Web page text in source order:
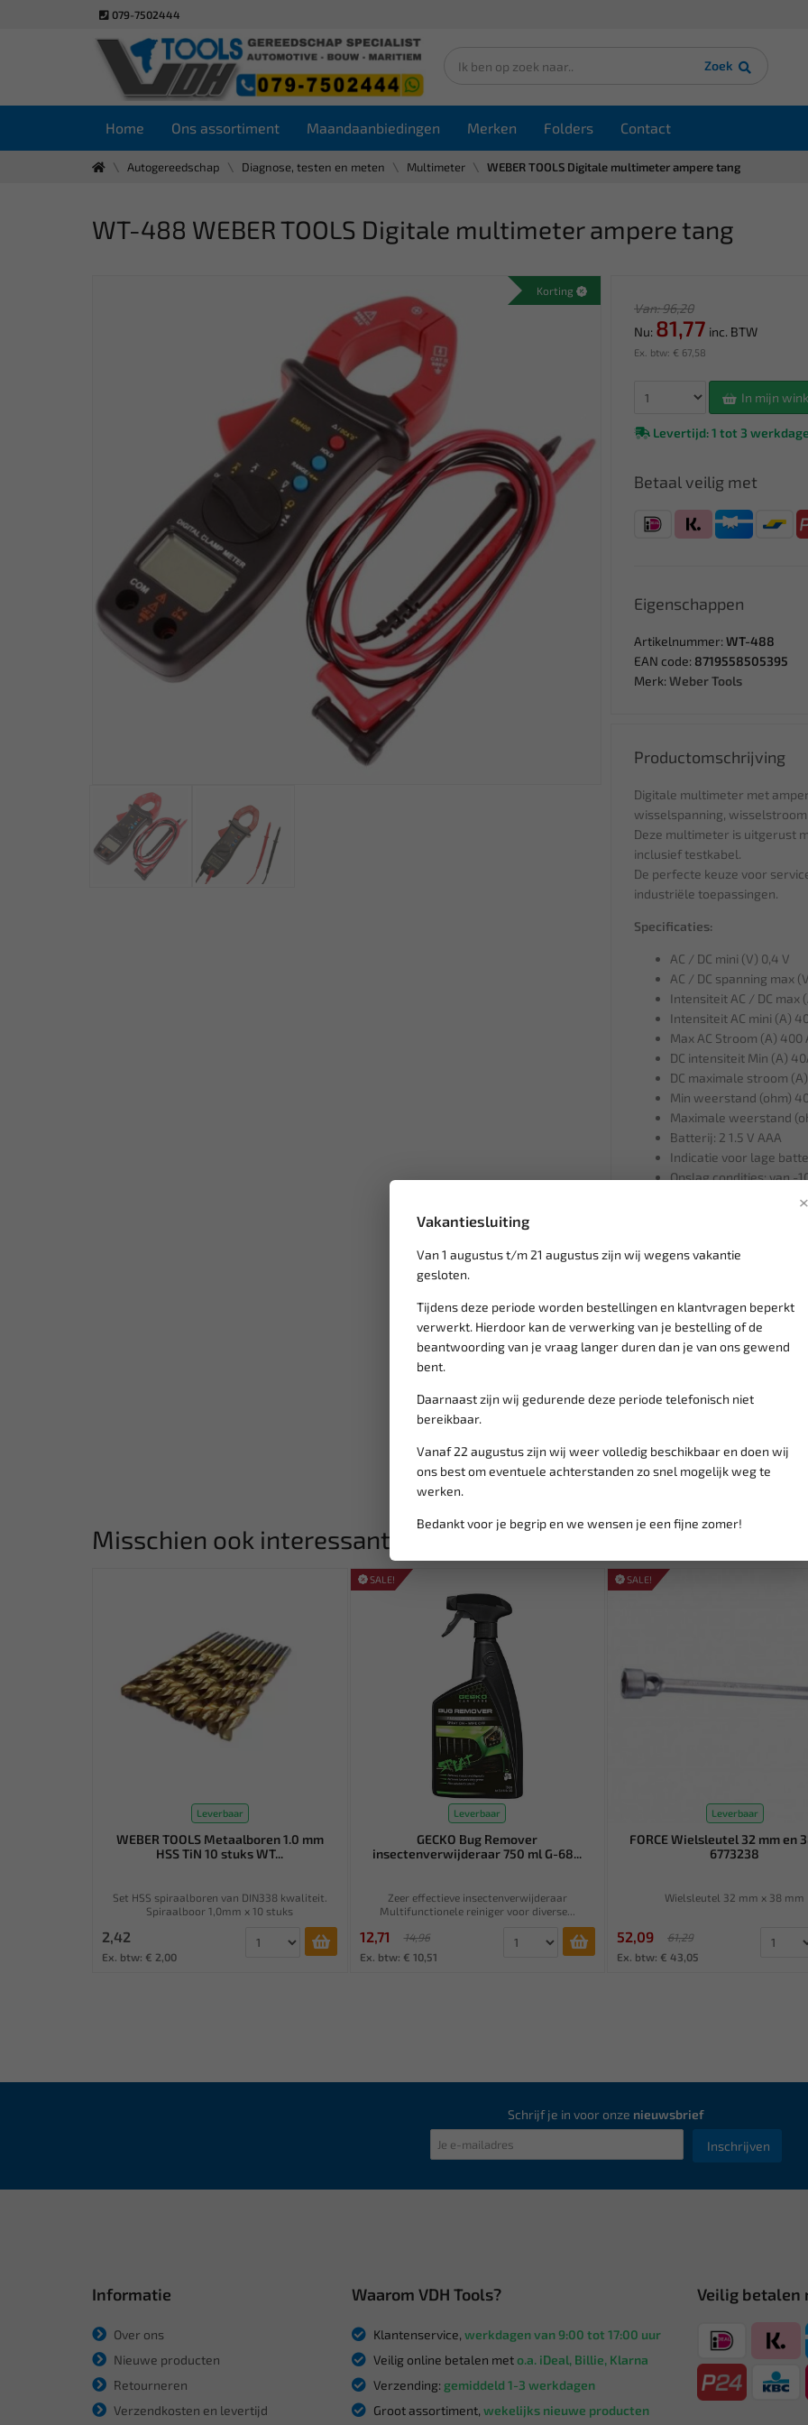
079-7502444
Zoek
Home Ons assortiment Maandaanbiedingen Merken Folders Contact
Autogereedschap Diagnose, testen en meten Multimeter WEBER TOOLS Digitale multimeter ampere tang
×
Vakantiesluiting
Van 1 augustus t/m 21 augustus zijn wij wegens vakantie
gesloten.
Tijdens deze periode worden bestellingen en klantvragen beperkt
verwerkt. Hierdoor kan de verwerking van je bestelling of de
beantwoording van je vraag langer duren dan je van ons gewend
bent.
Daarnaast zijn wij gedurende deze periode telefonisch niet
bereikbaar.
Vanaf 22 augustus zijn wij weer volledig beschikbaar en doen wij
ons best om eventuele achterstanden zo snel mogelijk weg te
werken.
Bedankt voor je begrip en we wensen je een fijne zomer!
WT-488 WEBER TOOLS Digitale multimeter ampere tang
Korting
Van: 96,20
Nu: 81,77 inc. BTW
Ex. btw: € 67,58
In mijn
Levertijd: 1 tot 3
Betaal veilig met
Eigenschappen
Artikelnummer: WT-488
EAN code: 8719558505395
Merk: Weber Tools
Productomschrijving
Digitale multimeter met
wisselspanning,
Deze multimeter is uitgerust
inclusief testkabel.
De perfecte keuze voor
industriële toepassingen.
Specificaties:
AC / DC mini (V) 0,4 V
AC / DC spanning max
Intensiteit AC / DC max
Intensiteit AC mini (A)
Max AC Stroom (A) 400
DC intensiteit Min (A)
DC maximale stroom
Min weerstand (ohm)
Maximale weerstand
Batterij: 2 1.5 V AAA
Indicatie voor lage
Opslag condities: van -
Veiligheidscategorie:
Verzending:gemiddeld 1-3
Groot assortiment,
Lage verzendkosten NL€ 6,95
Misschien ook interessant:
Leverbaar
WEBER TOOLS Metaalboren 1.0 mm
HSS TiN 10 stuks WT...
Set HSS spiraalboren van DIN338 kwaliteit.
Spiraalboor 1,0mm x 10 stuks
2,42
Ex. btw: € 2,00
SALE!
Leverbaar
GECKO Bug Remover
insectenverwijderaar 750 ml G-68...
Zeer effectieve insectenverwijderaar
Multifunctionele reiniger voor diverse...
12,71
14,96
Ex. btw: € 10,51
SALE!
Leverbaar
FORCE Wielsleutel 32 mm en
6773238
Wielsleutel 32 mm x 38 mm
52,09
61,29
Ex. btw: € 43,05
Schrijf je in voor onze nieuwsbrief
Inschrijven
Informatie
Over ons
Nieuwe producten
Retourneren
Verzendkosten en levertijd
Waarom VDH Tools?
Klantenservice, werkdagen van 9:00 tot 17:00 uur
Veilig online betalen meto.a. iDeal, Billie, Klarna
Verzending: gemiddeld 1-3 werkdagen
Groot assortiment, wekelijks nieuwe producten
Veilig betalen